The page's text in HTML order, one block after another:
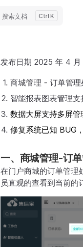
搜索文档 K
发布日期 2025 年 4 月
商城管理 - 订单管
智能报表图表管理支
数据大屏支持多屏管
修复系统已知 BUG
一、商城管理-订
在门户商城的订单管理
员直观的查看到当前的